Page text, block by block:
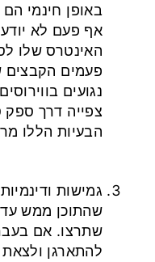
באופן חינמי
אף פעם לא
האינטרס שלו
פעמים הקבצים
נגועים
צפייה דרך ספק
הבעיות הללו
גמישות
שהתוכן ממש עד
שתרצו. אם
להתארגן